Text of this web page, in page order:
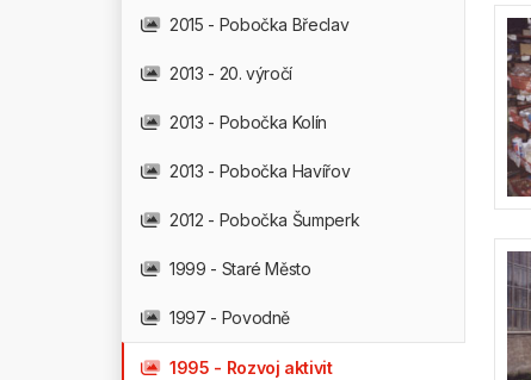
2015 - Pobočka Břeclav
2013 - 20. výročí
2013 - Pobočka Kolín
2013 - Pobočka Havířov
2012 - Pobočka Šumperk
1999 - Staré Město
1997 - Povodně
1995 - Rozvoj aktivit